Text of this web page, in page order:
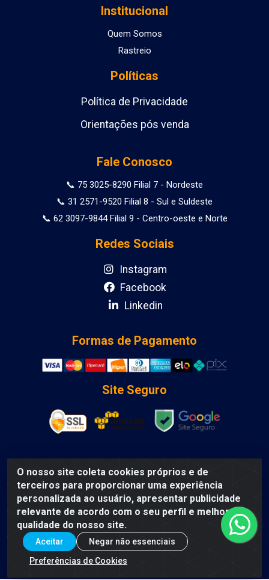
O nosso site coleta cookies próprios e de
terceiros para proporcionar uma experiência
personalizada ao usuário, apresentar publicidade
relevante de acordo com o seu perfil e melhorar a
qualidade do nosso site.
Aceitar
Negar não essenciais
Preferências de Cookies
Institucional
Quem Somos
Rastreio
Políticas
Política de Privacidade
Orientações pós venda
Fale Conosco
📞 75 3025-8290 Filial 7 - Nordeste
📞 31 2571-9520 Filial 8 - Sul e Suldeste
📞 62 3097-9844 Filial 9 - Centro-oeste e Norte
Redes Sociais
Instagram
Facebook
Linkedin
Formas de Pagamento
Site Seguro
DCA DISTRIBUIDORA DE COSMETICOS LTDA - AV DEPUTADO
LUIS EDUARDO MAGALHAES, Humildes, Feira de Santana/BA
- CEP 44135-000 - CNPJ: 31.912.909/0001-40